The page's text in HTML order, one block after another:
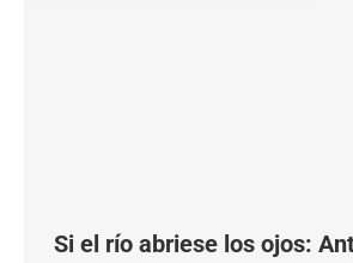
Si el río abriese los ojos: